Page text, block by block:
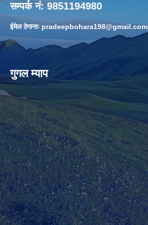
सम्पर्क नं: 9851194980
ईमेल ठेगानाः pradeepbohara198@gmail.com
गुगल म्याप